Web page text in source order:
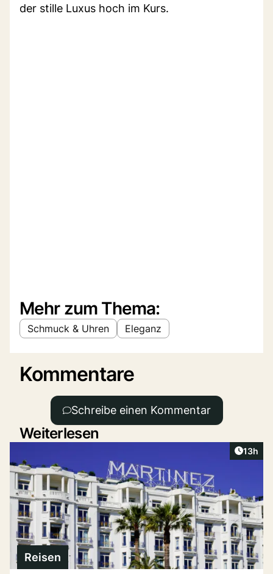
der stille Luxus hoch im Kurs.
Mehr zum Thema:
Schmuck & Uhren Eleganz
Kommentare
Schreibe einen Kommentar
Weiterlesen
Artikel
13h
Reisen